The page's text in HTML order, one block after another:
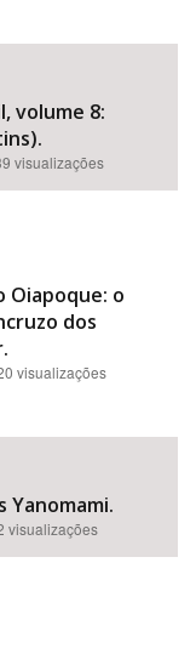
volume 8:
visualizações
Oiapoque: o
dos
visualizações
Yanomami.
visualizações